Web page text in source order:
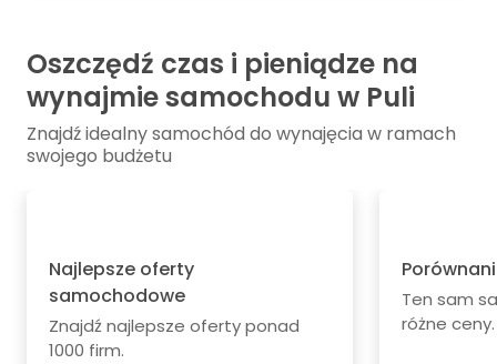
Oszczędź czas i pieniądze na
wynajmie samochodu w Puli
Znajdź idealny samochód do wynajęcia w ramach
swojego budżetu
Najlepsze oferty
samochodowe
Znajdź najlepsze oferty ponad
1000 firm.
Ten sam
różne ceny.